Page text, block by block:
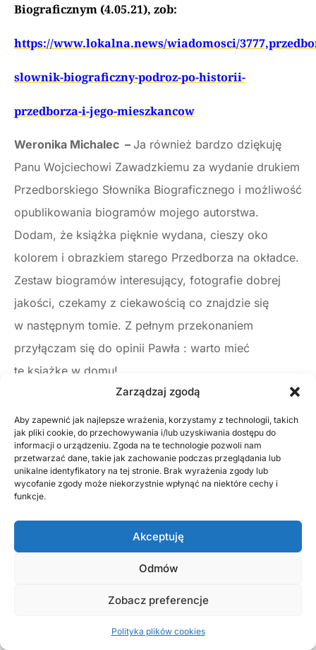
Zarządzaj zgodą
Aby zapewnić jak najlepsze wrażenia, korzystamy z technologii, takich
jak pliki cookie, do przechowywania i/lub uzyskiwania dostępu do
informacji o urządzeniu. Zgoda na te technologie pozwoli nam
przetwarzać dane, takie jak zachowanie podczas przeglądania lub
unikalne identyfikatory na tej stronie. Brak wyrażenia zgody lub
wycofanie zgody może niekorzystnie wpłynąć na niektóre cechy i
funkcje.
Akceptuję
Odmów
Zobacz preferencje
Polityka plików cookies
Biograficznym (4.05.21), zob:
https://www.lokalna.news/wiadomosci/
slownik-biograficzny-podroz-po-historii-
przedborza-i-jego-mieszkancow
Weronika Michalec – Ja również bardzo dziękuję
Panu Wojciechowi Zawadzkiemu za wydanie drukiem
Przedborskiego Słownika Biograficznego i możliwość
opublikowania biogramów mojego autorstwa.
Dodam, że książka pięknie wydana, cieszy oko
kolorem i obrazkiem starego Przedborza na okładce.
Zestaw biogramów interesujący, fotografie dobrej
jakości, czekamy z ciekawością co znajdzie się
w następnym tomie. Z pełnym przekonaniem
przyłączam się do opinii Pawła : warto mieć
tę książkę w domu!
pięknie wydana. Gratuluję.
Wojciech Ślusarczyk –Mam i ja.Gratulacjedla Pana
pułkownika Wojciecha Zawadzkiego za ogrom pracy
i wytrwałość. Przedbórz nie posiada monografii
z prawdziwego znaczenia, tym cenniejszy jest
w tej sytuacji Przedborski Słownik Biograficzny.
Bo to przecież ludzie tworzą historię i genius loci.
Swój egzemplarz mam już w ręku i ja.
Z serdecznym podziękowaniem dla Pana